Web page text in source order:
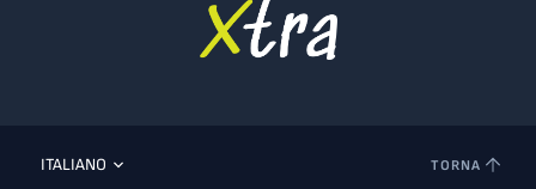
ITALIANO TORNA